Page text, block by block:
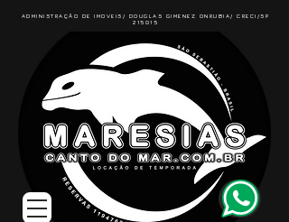
ADMINISTRAÇÃO DE IMOVEIS/ DOUGLAS GIMENEZ ONRUBIA/ CRECI/SP
215015